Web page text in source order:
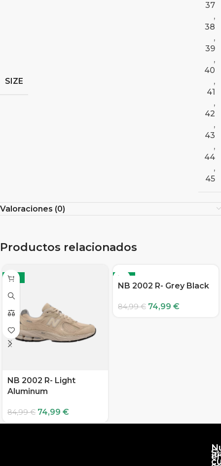
SIZE
37
,
38
,
39
,
40
,
41
,
42
,
43
,
44
,
45
Valoraciones (0)
Productos relacionados
-12%
NB 2002 R- Light
Aluminum
84,99€ 74,99 €
-12%
NB 2002 R- Grey Black
84,99€ 74,99 €